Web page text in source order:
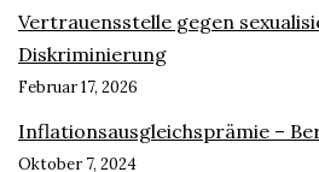
Vertrauensstelle gegen
Diskriminierung
Februar 17, 2026
Inflationsausgleichsprämie –
Oktober 7, 2024